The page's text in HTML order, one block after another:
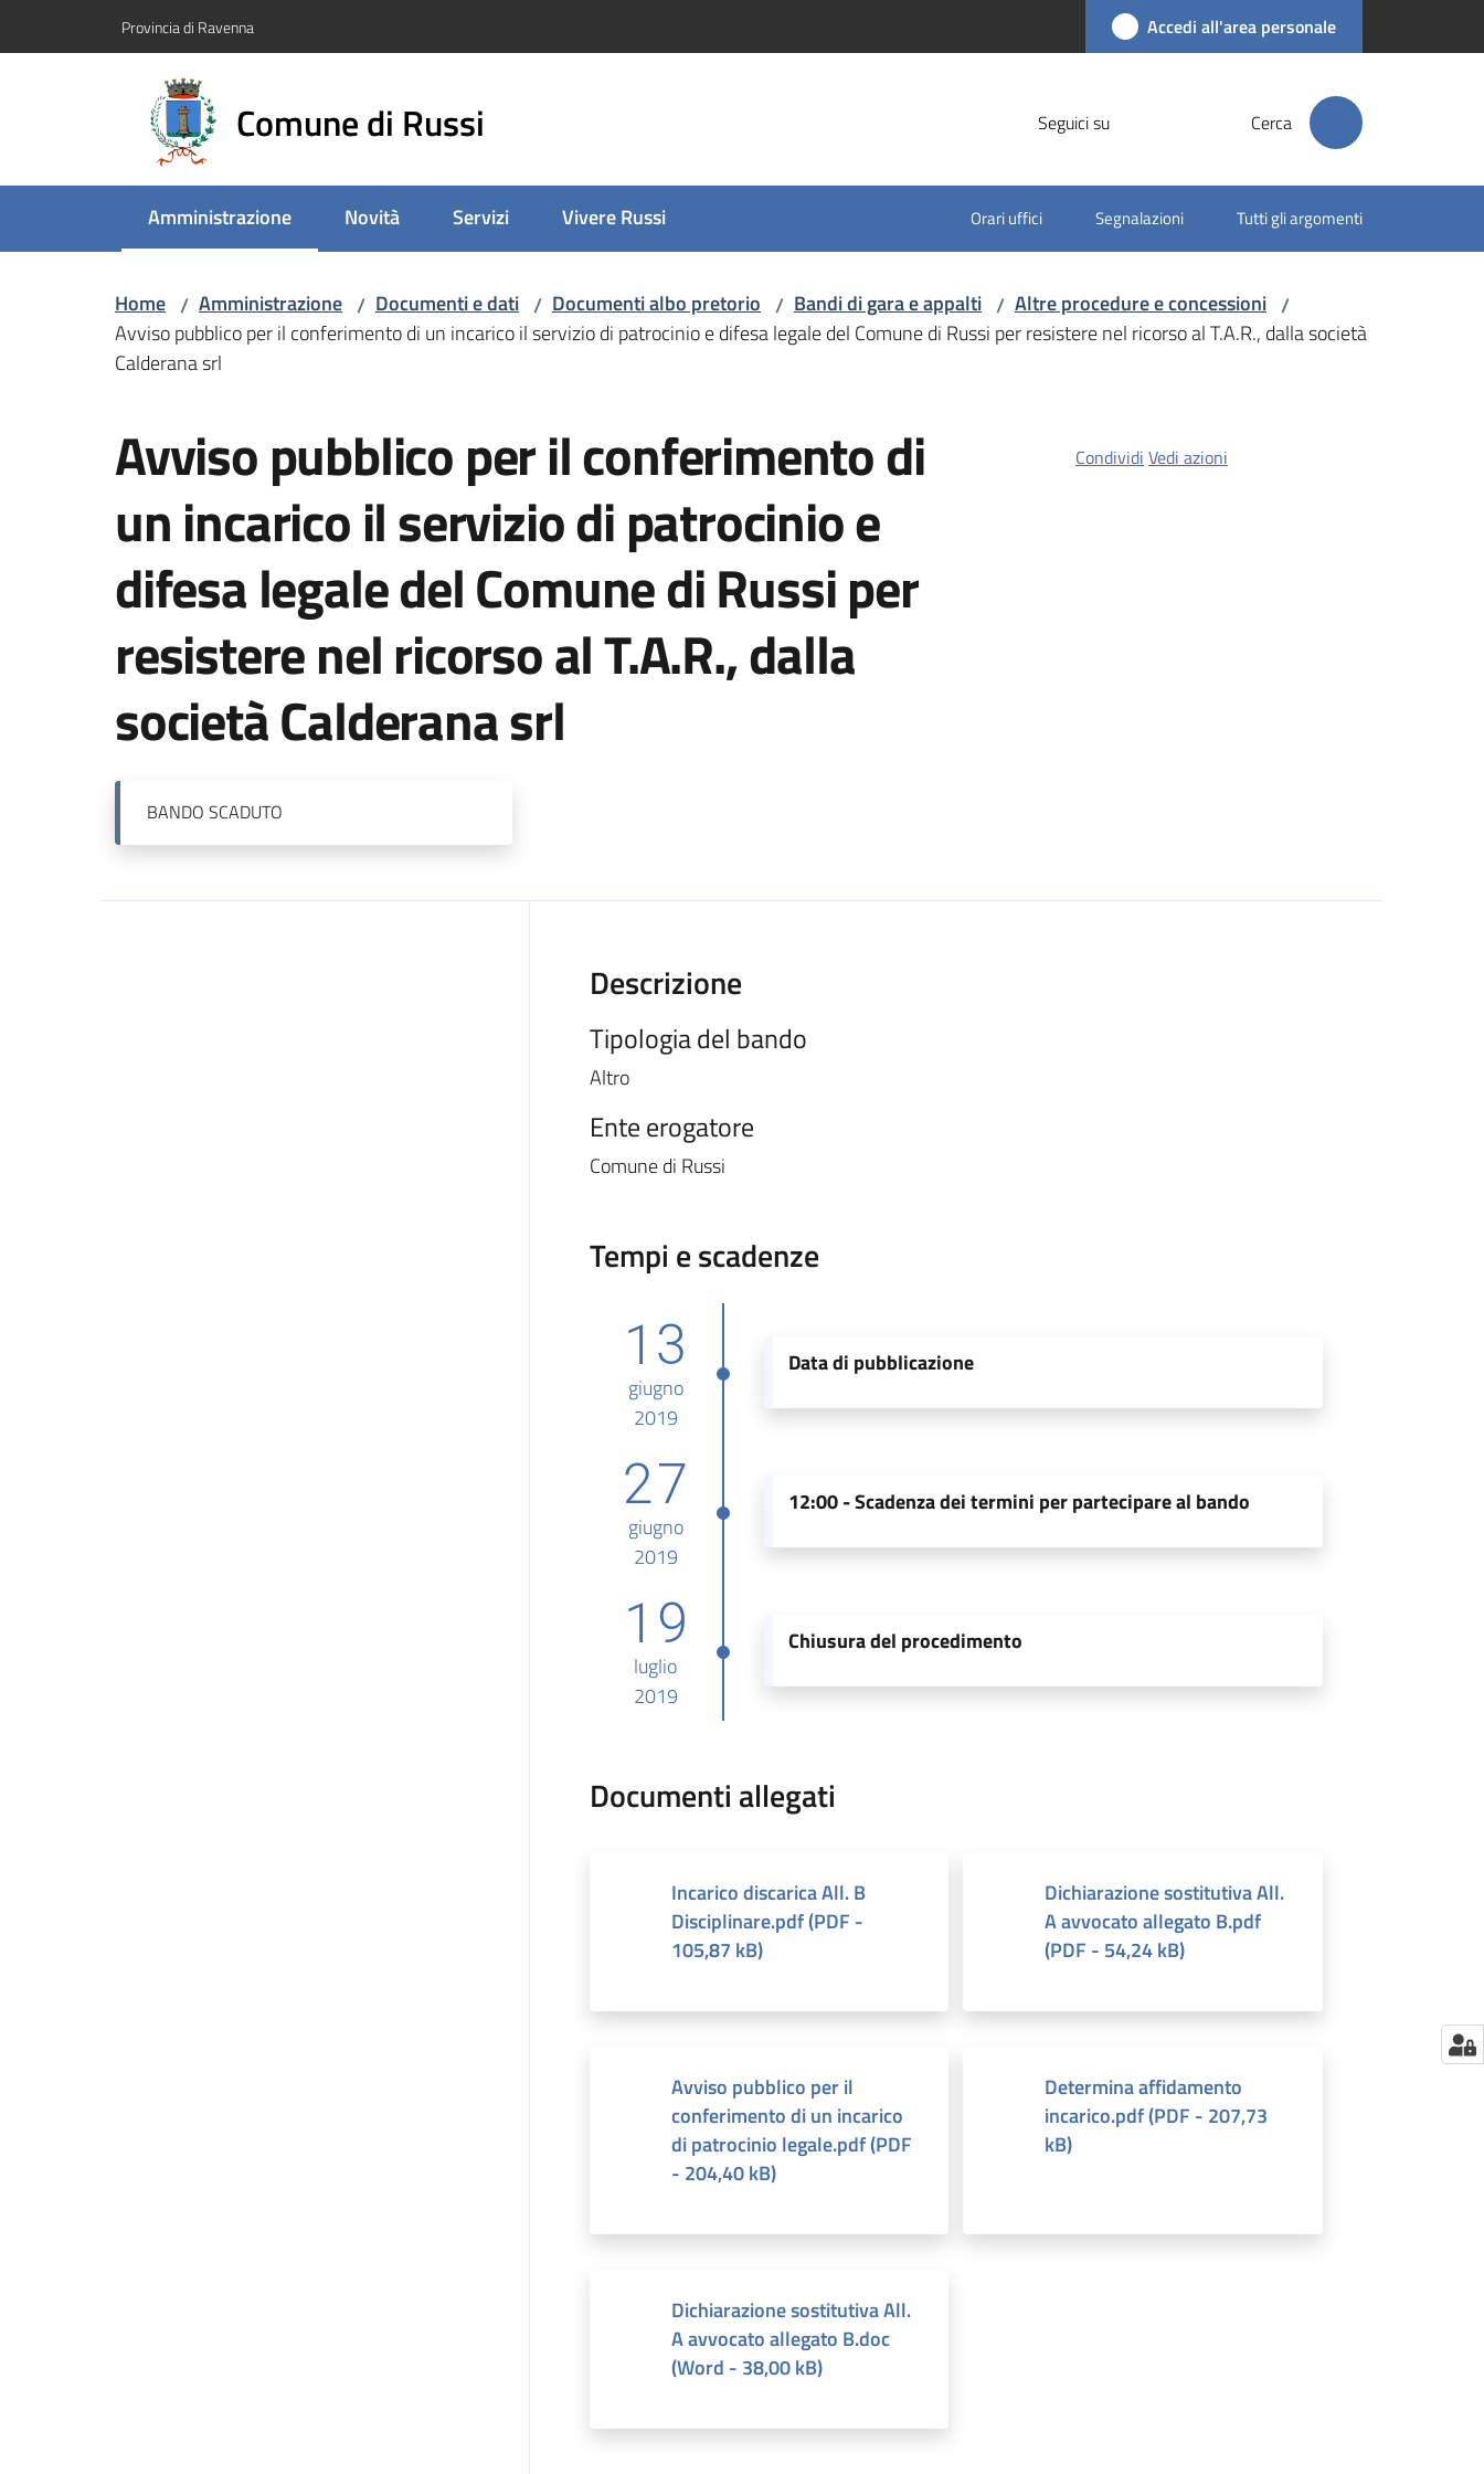
Provincia di Ravenna Accedi all'area personale
Comune di Russi Seguici su Cerca
Amministrazione
Menu selezionato Novità Servizi Vivere Russi Orari uffici Segnalazioni Tutti gli argomenti
Home / Amministrazione / Documenti e dati / Documenti albo pretorio / Bandi di gara e appalti / Altre procedure e concessioni /
Avviso pubblico per il conferimento di un incarico il servizio di patrocinio e difesa legale del Comune di Russi per resistere nel ricorso al T.A.R., dalla società
Calderana srl
Avviso pubblico per il conferimento di
un incarico il servizio di patrocinio e
difesa legale del Comune di Russi per
resistere nel ricorso al T.A.R., dalla
società Calderana srl
BANDO SCADUTO
Condividi Vedi azioni
Descrizione
Tipologia del bando
Altro
Ente erogatore
Comune di Russi
Tempi e scadenze
13
giugno
2019
Data di pubblicazione
27
giugno
2019
12:00 -Scadenza dei termini per partecipare al bando
19
luglio
2019
Chiusura del procedimento
Documenti allegati
Incarico discarica All. B
Disciplinare.pdf(PDF -
105,87 kB)
Dichiarazione sostitutiva All.
A avvocato allegato B.pdf
(PDF - 54,24 kB)
Avviso pubblico per il
conferimento di un incarico
di patrocinio legale.pdf(PDF
- 204,40 kB)
Determina affidamento
incarico.pdf(PDF - 207,73
kB)
Dichiarazione sostitutiva All.
A avvocato allegato B.doc
(Word - 38,00 kB)